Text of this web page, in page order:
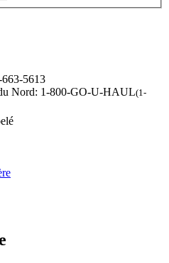
663-5613
Nord: 1-800-GO-U-HAUL(1-